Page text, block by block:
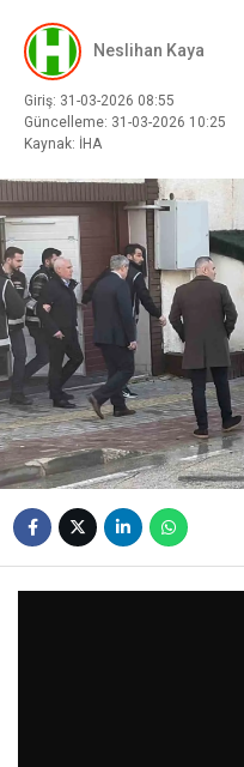
Neslihan Kaya
Giriş: 31-03-2026 08:55
Güncelleme: 31-03-2026 10:25
Kaynak: İHA